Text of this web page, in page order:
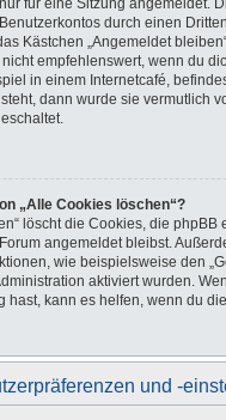
für eine Sitzung angemeldet.
durch einen
Kästchen „Angemeldet
empfehlenswert, wenn du
in einem Internetcafé,
dann wurde sie vermutlich
„Alle Cookies löschen“?
löscht die Cookies, die phpBB
angemeldet bleibst.
wie beispielsweise den
aktiviert wurden.
hast, kann es helfen, wenn du
und -